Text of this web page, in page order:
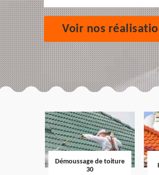
Voir nos
Démoussage de toiture
30